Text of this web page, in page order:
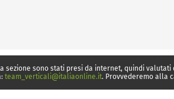
sezione sono stati presi da internet, quindi
team_verticali@italiaonline.it. Provvederemo alla